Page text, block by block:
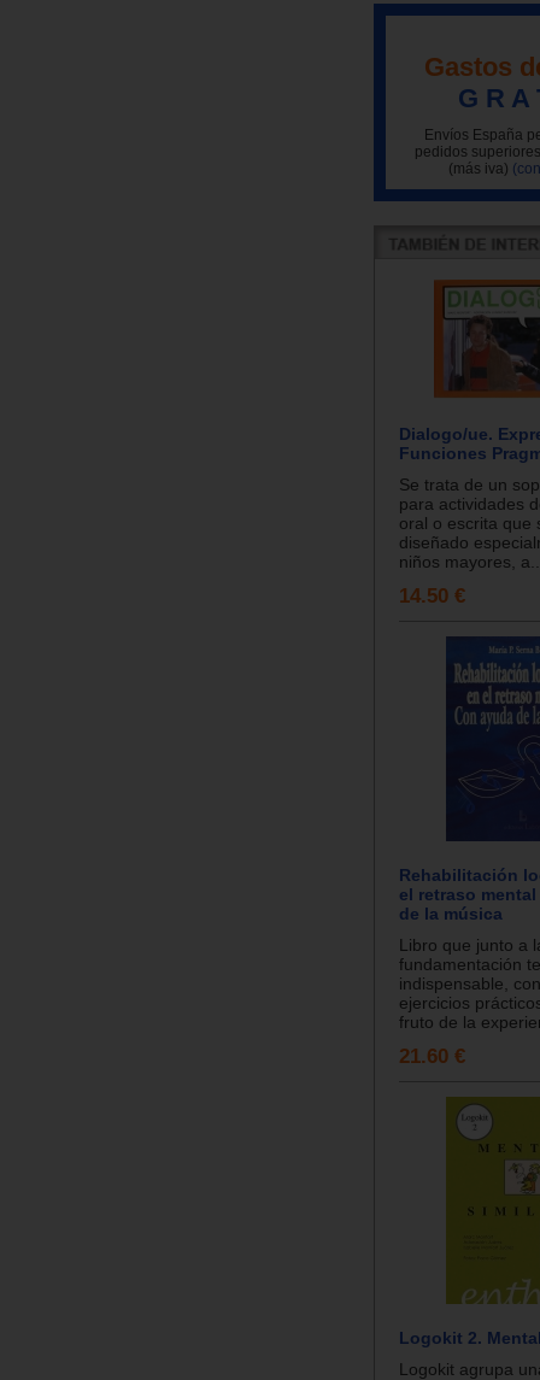
Gastos
G R A
Envíos España
pedidos
(más iva)
Dialogo/ue.
Funciones
Se trata de un
para actividades
oral o escrita que
diseñado
niños mayores,
14.50 €
Rehabilitación
el retraso
de la música
Libro que junto a
fundamentación
indispensable,
ejercicios
fruto de la
21.60 €
Logokit 2.
Logokit agrupa